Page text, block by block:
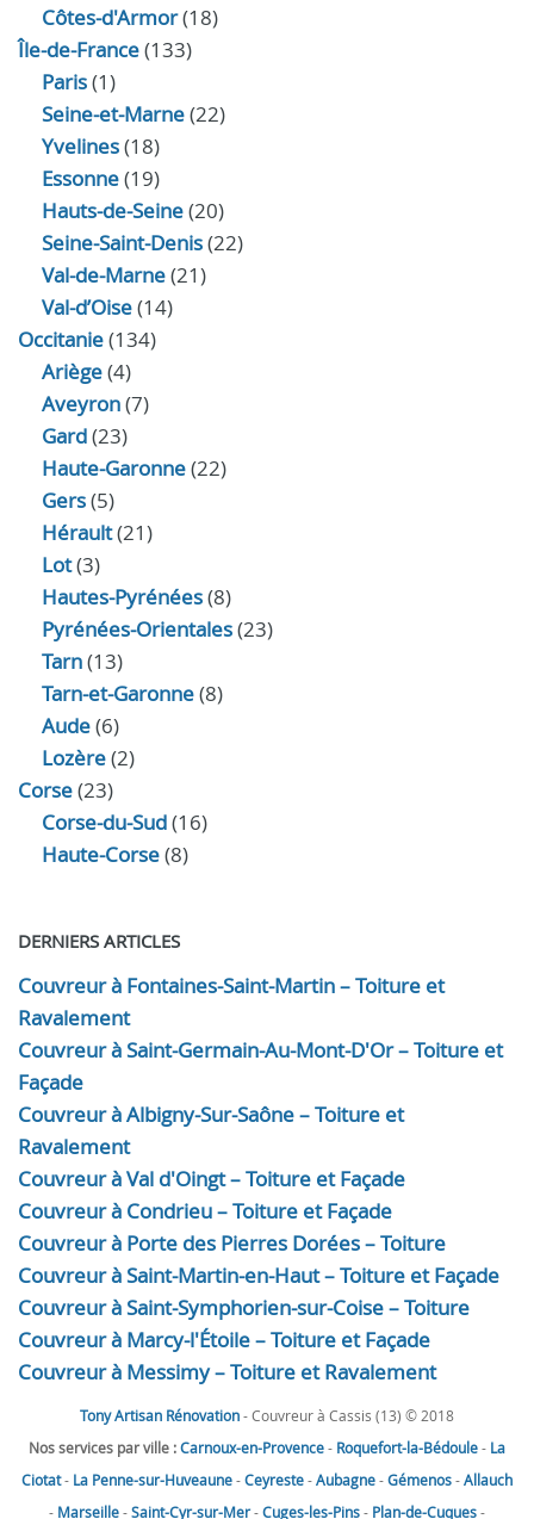
Côtes-d'Armor(18)
Île-de-France(133)
Paris(1)
Seine-et-Marne(22)
Yvelines(18)
Essonne(19)
Hauts-de-Seine(20)
Seine-Saint-Denis(22)
Val-de-Marne(21)
Val-d’Oise(14)
Occitanie(134)
Ariège(4)
Aveyron(7)
Gard(23)
Haute-Garonne(22)
Gers(5)
Hérault(21)
Lot(3)
Hautes-Pyrénées(8)
Pyrénées-Orientales(23)
Tarn(13)
Tarn-et-Garonne(8)
Aude(6)
Lozère(2)
Corse(23)
Corse-du-Sud(16)
Haute-Corse(8)
DERNIERS ARTICLES
Couvreur à Fontaines-Saint-Martin – Toiture et
Ravalement
Couvreur à Saint-Germain-Au-Mont-D'Or – Toiture et
Façade
Couvreur à Albigny-Sur-Saône – Toiture et
Ravalement
Couvreur à Val d'Oingt – Toiture et Façade
Couvreur à Condrieu – Toiture et Façade
Couvreur à Porte des Pierres Dorées – Toiture
Couvreur à Saint-Martin-en-Haut – Toiture et Façade
Couvreur à Saint-Symphorien-sur-Coise – Toiture
Couvreur à Marcy-l'Étoile – Toiture et Façade
Couvreur à Messimy – Toiture et Ravalement
Tony Artisan Rénovation- Couvreur à Cassis (13) © 2018
Nos services par ville :Carnoux-en-Provence- Roquefort-la-Bédoule- La
Ciotat- La Penne-sur-Huveaune-Ceyreste-Aubagne-Gémenos-Allauch
- Marseille-Saint-Cyr-sur-Mer-Cuges-les-Pins- Plan-de-Cuques-